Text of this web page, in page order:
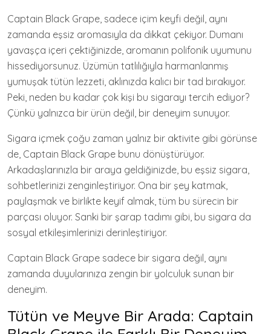
Captain Black Grape, sadece içim keyfi değil, aynı
zamanda eşsiz aromasıyla da dikkat çekiyor. Dumanı
yavaşça içeri çektiğinizde, aromanın polifonik uyumunu
hissediyorsunuz. Üzümün tatlılığıyla harmanlanmış
yumuşak tütün lezzeti, aklınızda kalıcı bir tad bırakıyor.
Peki, neden bu kadar çok kişi bu sigarayı tercih ediyor?
Çünkü yalnızca bir ürün değil, bir deneyim sunuyor.
Sigara içmek çoğu zaman yalnız bir aktivite gibi görünse
de, Captain Black Grape bunu dönüştürüyor.
Arkadaşlarınızla bir araya geldiğinizde, bu eşsiz sigara,
sohbetlerinizi zenginleştiriyor. Ona bir şey katmak,
paylaşmak ve birlikte keyif almak, tüm bu sürecin bir
parçası oluyor. Sanki bir şarap tadımı gibi, bu sigara da
sosyal etkileşimlerinizi derinleştiriyor.
Captain Black Grape sadece bir sigara değil, aynı
zamanda duyularınıza zengin bir yolculuk sunan bir
deneyim.
Tütün ve Meyve Bir Arada: Captain